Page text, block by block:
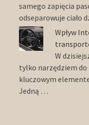
samego zapięcia
odseparowuje ciało
Wpływ
W
tylko narzędziem
kluczowym
Jedną …